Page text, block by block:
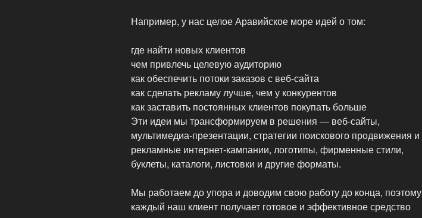
Например, у нас целое Аравийское море идей о том:
где найти новых клиентов
чем привлечь целевую аудиторию
как обеспечить потоки заказов с веб-сайта
как сделать рекламу лучше, чем у конкурентов
как заставить постоянных клиентов покупать больше
Эти идеи мы трансформируем в решения — веб-сайты,
мультимедиа-презентации, стратегии поискового продвижения и
рекламные интернет-кампании, логотипы, фирменные стили,
буклеты, каталоги, листовки и другие форматы.
Мы работаем до упора и доводим свою работу до конца, поэтому
каждый наш клиент получает готовое и эффективное средство